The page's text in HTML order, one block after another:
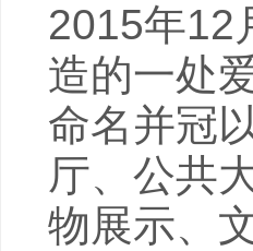
2015年12
造的一处
命名并冠
厅、公共
物展示、